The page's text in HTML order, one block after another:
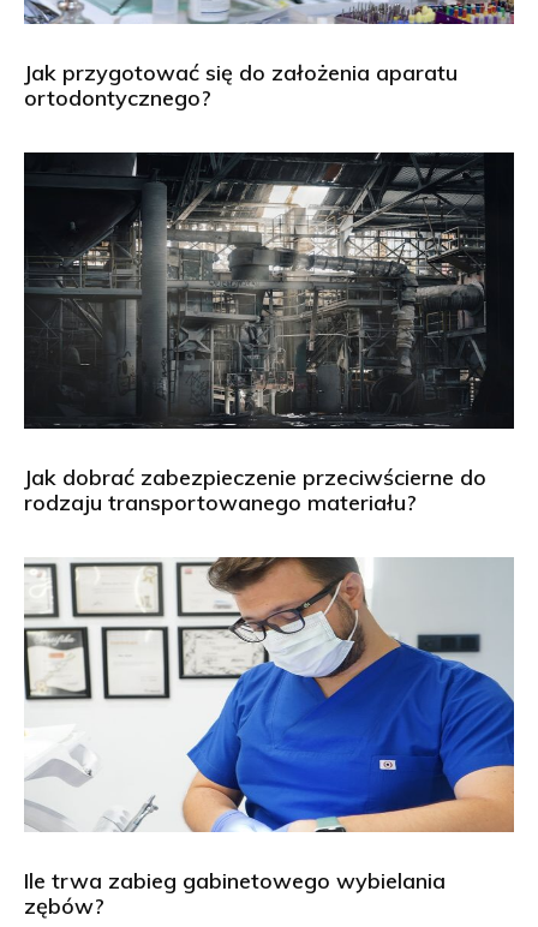
Jak przygotować się do założenia aparatu
ortodontycznego?
Jak dobrać zabezpieczenie przeciwścierne do
rodzaju transportowanego materiału?
Ile trwa zabieg gabinetowego wybielania
zębów?